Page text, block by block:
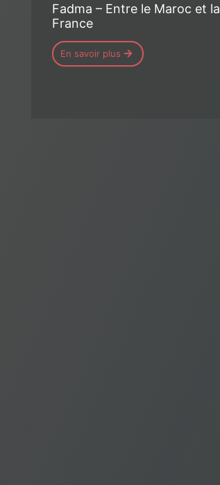
Fadma – Entre le Maroc et la
France
En savoir plus